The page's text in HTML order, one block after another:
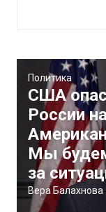
Политика
США
России
Мы
за
Вера Балахнова